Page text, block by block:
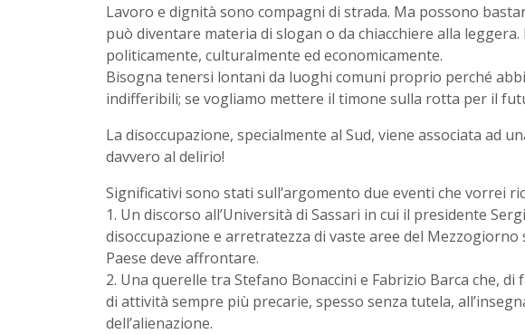
Lavoro e dignità sono compagni di strada. Ma possono
può diventare materia di slogan o da chiacchiere alla
politicamente, culturalmente ed economicamente.
Bisogna tenersi lontani da luoghi comuni proprio perché
indifferibili; se vogliamo mettere il timone sulla rotta per il
La disoccupazione, specialmente al Sud, viene associata ad
davvero al delirio!
Significativi sono stati sull’argomento due eventi che vorrei
1. Un discorso all’Università di Sassari in cui il presidente
disoccupazione e arretratezza di vaste aree del
Paese deve affrontare.
2. Una querelle tra Stefano Bonaccini e Fabrizio Barca che,
di attività sempre più precarie, spesso senza tutela,
dell’alienazione.